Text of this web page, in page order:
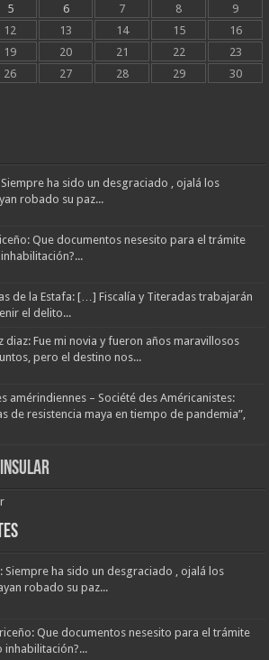
5 6 7 8
9
12 13 14 15
16
19 20 21 22
23
26 27 28 29
30
Siempre ha sido un desgraciado , ojalá los
robado su paz...
Que documentos nesesito para el trámite
de la Estafa: […] Fiscalía y Titeradas trabajarán
el delito...
diaz: Fue mi novia y fueron años maravillosos
pero el destino nos...
amérindiennes – Société des Américanistes:
de resistencia maya en tiempo de pandemia”,
Siempre ha sido un desgraciado , ojalá los
robado su paz...
Que documentos nesesito para el trámite
inhabilitación?...